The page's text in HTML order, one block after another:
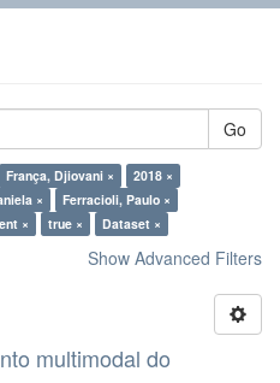
Go
França, Djiovani ×
2018 ×
×
Ferracioli, Paulo ×
×
true × Dataset ×
Show Advanced Filters
multimodal do